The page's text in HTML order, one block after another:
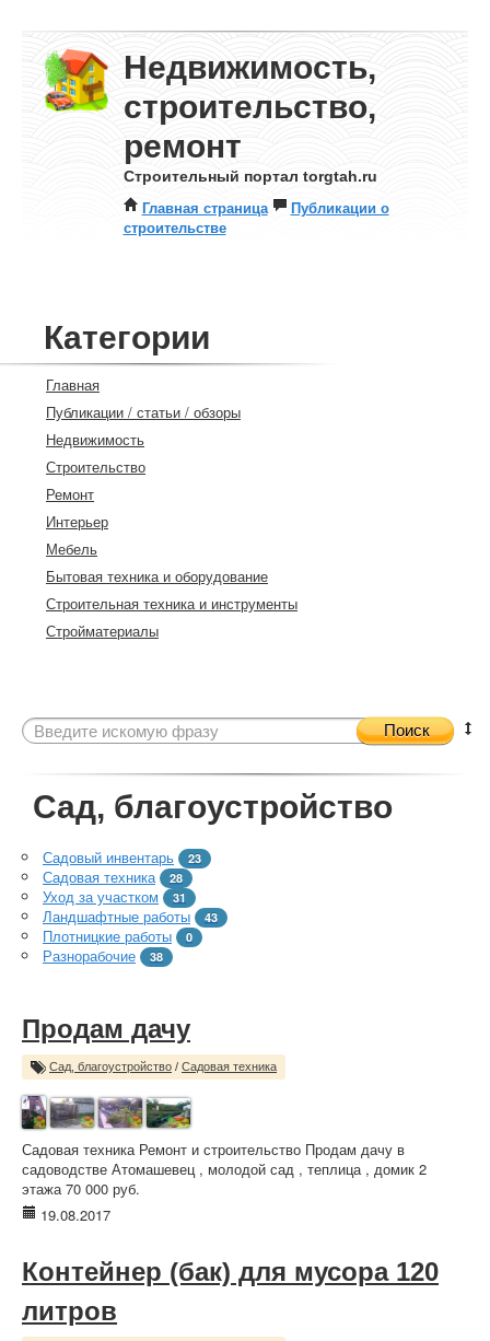
Недвижимость,
строительство,
ремонт
Строительный портал torgtah.ru
Главная страница
Публикации о
строительстве
Категории
Главная
Публикации / статьи / обзоры
Недвижимость
Строительство
Ремонт
Интерьер
Мебель
Бытовая техника и оборудование
Строительная техника и инструменты
Стройматериалы
Поиск
Сад, благоустройство
Садовый инвентарь 23
Садовая техника 28
Уход за участком 31
Ландшафтные работы 43
Плотницкие работы 0
Разнорабочие 38
Продам дачу
Сад, благоустройство / Садовая техника
Садовая техника Ремонт и строительство Продам дачу в
садоводстве Атомашевец , молодой сад , теплица , домик 2
этажа 70 000 руб.
19.08.2017
Контейнер (бак) для мусора 120
литров